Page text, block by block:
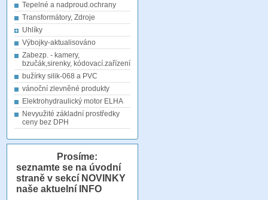
Tepelné a nadproud.ochrany
Transformátory, Zdroje
Uhlíky
Výbojky-aktualisováno
Zabezp. - kamery,
bzučák,sirenky, kódovací.zařízení
bužírky silik-068 a PVC
vánoční zlevněné produkty
Elektrohydraulický motor ELHA
Nevyužité základní prostředky
ceny bez DPH
Prosíme:
seznamte se na úvodní
straně v sekcí NOVINKY
naše aktuelní INFO